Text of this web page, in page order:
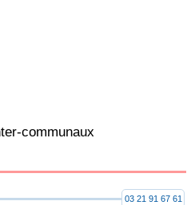
communaux
03 21 91 67 61